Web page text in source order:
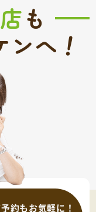
も
ンへ！
約もお気軽に！